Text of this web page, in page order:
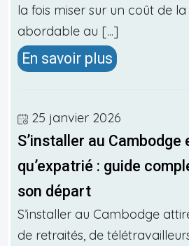
la fois miser sur un coût de
abordable au [...]
En savoir plus
25 janvier 2026
S’installer au Cambodge
qu’expatrié : guide
son départ
S’installer au Cambodge
de retraités, de